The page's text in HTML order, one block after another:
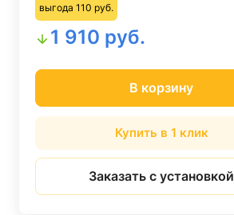
выгода 110 руб.
1 910 руб.
В корзину
Купить в 1 клик
Заказать с установкой